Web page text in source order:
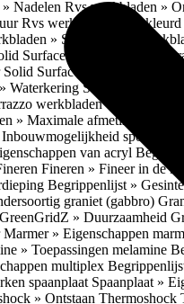
Nadelen Rvs werkbladen »
Rvs werkbladen »
» Solid Surface
Surface werkbladen »
Solid Surface werkbladen »
WaterkeringSolid Surface
werkbladen »
» Maximale afmetingen
spoelbak
van acryl
Fineren » Fineer in de
Begrippenlijst »
graniet (gabbro)
GreenGridZ » Duurzaamheid
Marmer » Eigenschappen
» Toepassingen melamine
multiplex
spaanplaat Spaanplaat »
» Ontstaan Thermoshock